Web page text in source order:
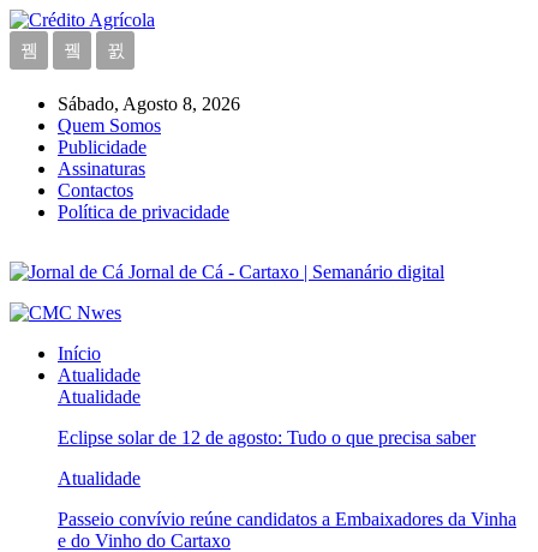
Sábado, Agosto 8, 2026
Quem Somos
Publicidade
Assinaturas
Contactos
Política de privacidade
Jornal de Cá - Cartaxo | Semanário digital
Início
Atualidade
Atualidade
Eclipse solar de 12 de agosto: Tudo o que precisa saber
Atualidade
Passeio convívio reúne candidatos a Embaixadores da Vinha
e do Vinho do Cartaxo